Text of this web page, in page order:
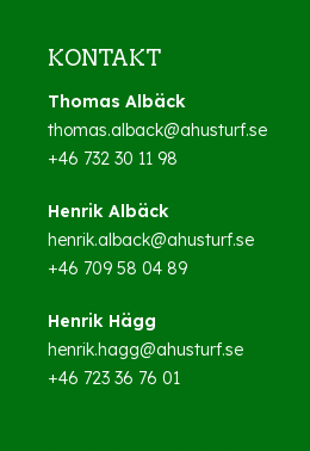
KONTAKT
Thomas Albäck
thomas.alback@ahusturf.se
+46 732 30 11 98
Henrik Albäck
henrik.alback@ahusturf.se
+46 709 58 04 89
Henrik Hägg
henrik.hagg@ahusturf.se
+46 723 36 76 01